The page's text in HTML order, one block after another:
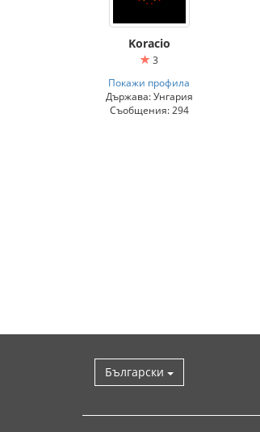
Koracio
3
Покажи профила
Държава: Унгария
Съобщения: 294
Български